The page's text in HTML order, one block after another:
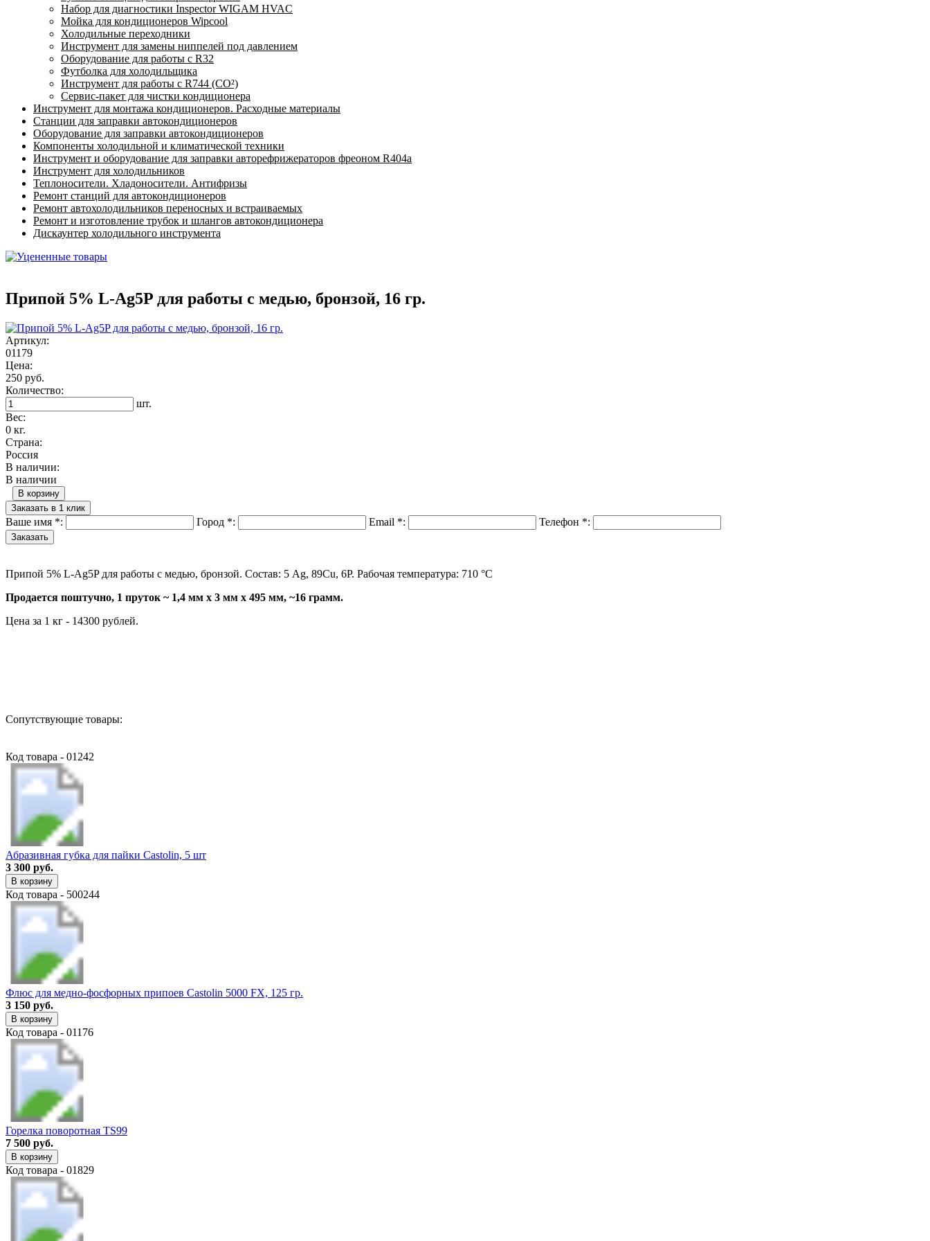
Набор для диагностики Inspector WIGAM HVAC
Мойка для кондиционеров Wipcool
Холодильные переходники
Инструмент для замены ниппелей под давлением
Оборудование для работы с R32
Футболка для холодильщика
Инструмент для работы с R744 (CO²)
Сервис-пакет для чистки кондиционера
Инструмент для монтажа кондиционеров. Расходные материалы
Станции для заправки автокондиционеров
Оборудование для заправки автокондиционеров
Компоненты холодильной и климатической техники
Инструмент и оборудование для заправки авторефрижераторов фреоном R404a
Инструмент для холодильников
Теплоносители. Хладоносители. Антифризы
Ремонт станций для автокондиционеров
Ремонт автохолодильников переносных и встраиваемых
Ремонт и изготовление трубок и шлангов автокондиционера
Дискаунтер холодильного инструмента
Припой 5% L-Ag5P для работы с медью, бронзой, 16 гр.
Артикул:
01179
Цена:
250 руб.
Количество:
шт.
Вес:
0 кг.
Страна:
Россия
В наличии:
В наличии
В корзину
Заказать в 1 клик
Ваше имя *: Город *: Email *: Телефон *:
Припой 5% L-Ag5P для работы с медью, бронзой. Состав: 5 Аg, 89Cu, 6P. Рабочая температура: 710 °C
Продается поштучно, 1 пруток ~ 1,4 мм х 3 мм х 495 мм, ~16 грамм.
Цена за 1 кг - 14300 рублей.
Сопутствующие товары:
Код товара - 01242
Абразивная губка для пайки Castolin, 5 шт
3 300 руб.
В корзину
Код товара - 500244
Флюс для медно-фосфорных припоев Castolin 5000 FX, 125 гр.
3 150 руб.
В корзину
Код товара - 01176
Горелка поворотная TS99
7 500 руб.
В корзину
Код товара - 01829